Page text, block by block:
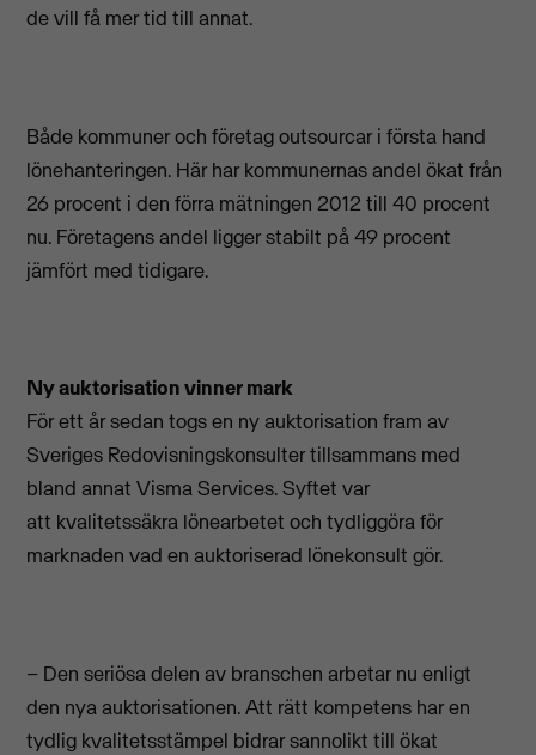
de vill få mer tid till annat.
Både kommuner och företag outsourcar i första hand
lönehanteringen. Här har kommunernas andel ökat från
26 procent i den förra mätningen 2012 till 40 procent
nu. Företagens andel ligger stabilt på 49 procent
jämfört med tidigare.
Ny auktorisation vinner mark
För ett år sedan togs en ny auktorisation fram av
Sveriges Redovisningskonsulter tillsammans med
bland annat Visma Services. Syftet var
att kvalitetssäkra lönearbetet och tydliggöra för
marknaden vad en auktoriserad lönekonsult gör.
– Den seriösa delen av branschen arbetar nu enligt
den nya auktorisationen. Att rätt kompetens har en
tydlig kvalitetsstämpel bidrar sannolikt till ökat